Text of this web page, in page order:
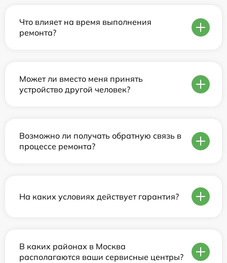
Что влияет на время выполнения
ремонта?
Может ли вместо меня принять
устройство другой человек?
Возможно ли получать обратную связь в
процессе ремонта?
На каких условиях действует гарантия?
В каких районах в Москва
располагаются ваши сервисные центры?